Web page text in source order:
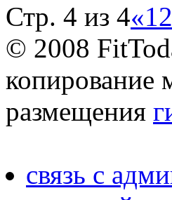
Стр. 4 из 4«12
© 2008
копирование
размещения
связь с